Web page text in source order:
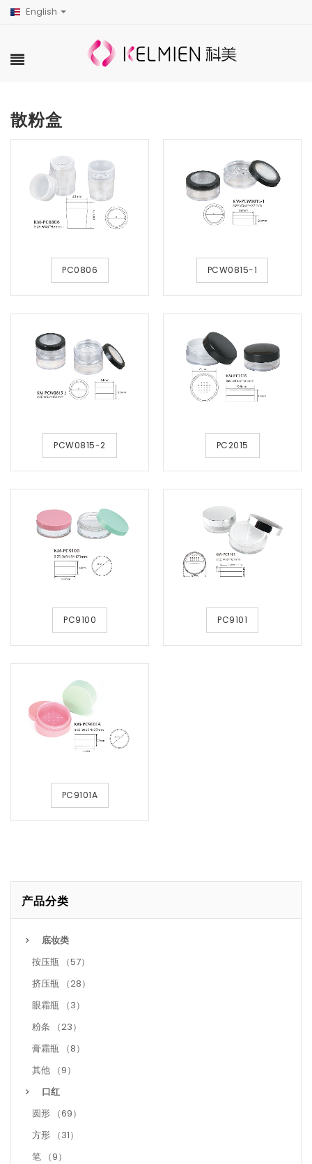
English
散粉盒
PC0806 PCW0815-1
PCW0815-2 PC2015
PC9100 PC9101
PC9101A
产品分类
底妆类
按压瓶 （57）
挤压瓶 （28）
眼霜瓶 （3）
粉条 （23）
膏霜瓶 （8）
其他 （9）
口红
圆形 （69）
方形 （31）
笔 （9）